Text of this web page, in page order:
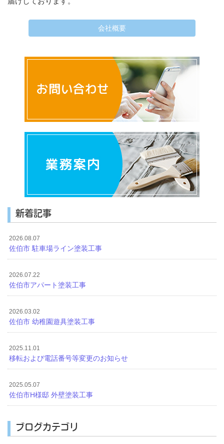
会社概要
新着記事
2026.08.07
佐伯市 駐車場ライン塗装工事
2026.07.22
佐伯市アパート塗装工事
2026.03.02
佐伯市 幼稚園遊具塗装工事
2025.11.01
移転および電話番号等変更のお知らせ
2025.05.07
佐伯市H様邸 外壁塗装工事
ブログカテゴリ